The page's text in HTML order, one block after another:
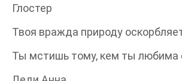
Глостер
Твоя вражда природу
Ты мстишь тому, кем ты любима